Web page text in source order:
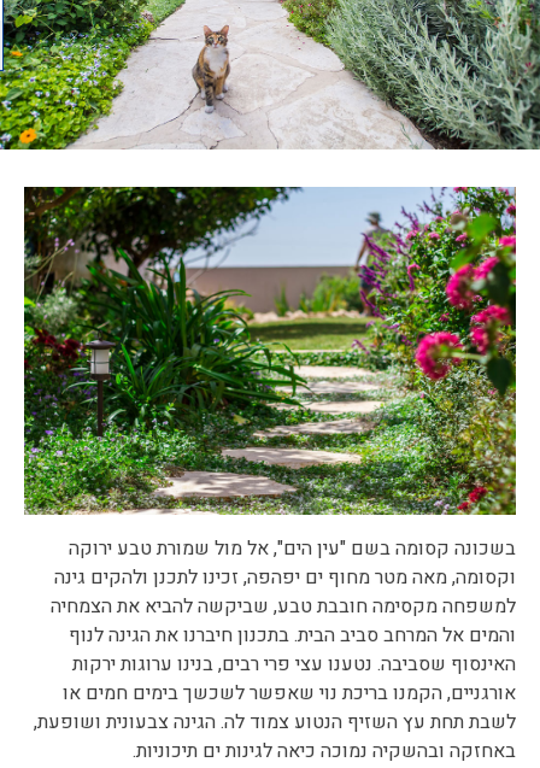
בשכונה קסומה בשם "עין הים", אל מול שמורת טבע ירוקה
וקסומה, מאה מטר מחוף ים יפהפה, זכינו לתכנן ולהקים גינה
למשפחה מקסימה חובבת טבע, שביקשה להביא את הצמחיה
והמים אל המרחב סביב הבית. בתכנון חיברנו את הגינה לנוף
האינסוף שסביבה. נטענו עצי פרי רבים, בנינו ערוגות ירקות
אורגניים, הקמנו בריכת נוי שאפשר לשכשך בימים חמים או
לשבת תחת עץ השזיף הנטוע צמוד לה. הגינה צבעונית ושופעת,
באחזקה ובהשקיה נמוכה כיאה לגינות ים תיכוניות.